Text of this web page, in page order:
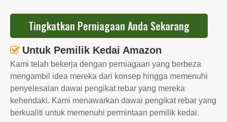
Tingkatkan Perniagaan Anda Sekarang
 Untuk Pemilik Kedai Amazon
Kami telah bekerja dengan perniagaan yang berbeza
mengambil idea mereka dari konsep hingga memenuhi
penyelesaian dawai pengikat rebar yang mereka
kehendaki. Kami menawarkan dawai pengikat rebar yang
berkualiti untuk memenuhi permintaan pemilik kedai.